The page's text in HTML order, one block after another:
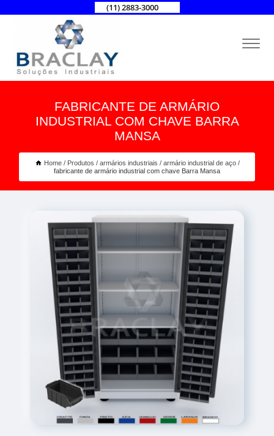
(11) 2883-3000
FABRICANTE DE ARMÁRIO
INDUSTRIAL COM CHAVE BARRA
MANSA
Home Produtos armários industriais
armário industrial de aço
fabricante de armário industrial com chave Barra Mansa